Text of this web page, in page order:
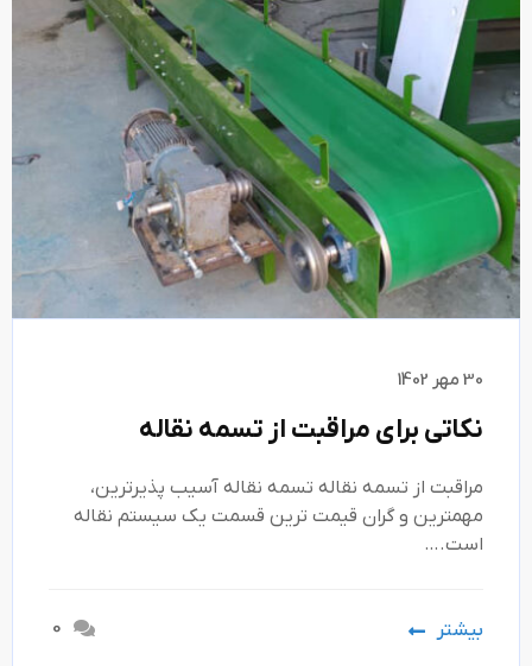
30 مهر 1402
نکاتی برای مراقبت از تسمه نقاله
مراقبت از تسمه نقاله تسمه نقاله آسیب پذیرترین،
مهمترین و گران قیمت ترین قسمت یک سیستم نقاله
است.…
بیشتر 0